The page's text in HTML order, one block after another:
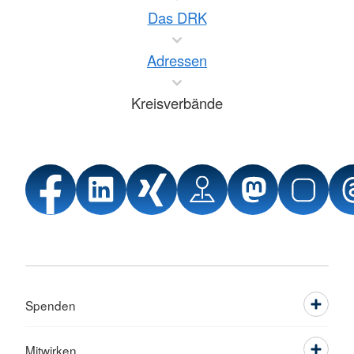
Das DRK
Adressen
Kreisverbände
Spenden
Mitwirken